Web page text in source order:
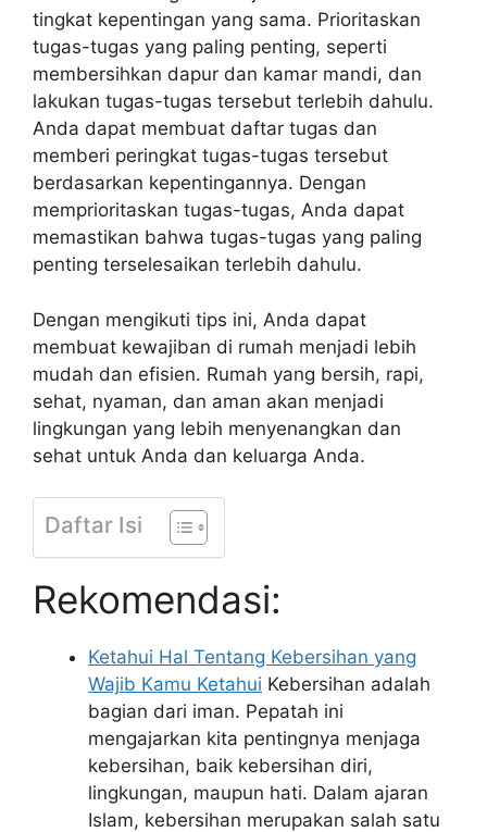
tingkat kepentingan yang sama. Prioritaskan
tugas-tugas yang paling penting, seperti
membersihkan dapur dan kamar mandi, dan
lakukan tugas-tugas tersebut terlebih dahulu.
Anda dapat membuat daftar tugas dan
memberi peringkat tugas-tugas tersebut
berdasarkan kepentingannya. Dengan
memprioritaskan tugas-tugas, Anda dapat
memastikan bahwa tugas-tugas yang paling
penting terselesaikan terlebih dahulu.
Dengan mengikuti tips ini, Anda dapat
membuat kewajiban di rumah menjadi lebih
mudah dan efisien. Rumah yang bersih, rapi,
sehat, nyaman, dan aman akan menjadi
lingkungan yang lebih menyenangkan dan
sehat untuk Anda dan keluarga Anda.
Daftar Isi
Rekomendasi:
Ketahui Hal Tentang Kebersihan yang
Wajib Kamu Ketahui Kebersihan adalah
bagian dari iman. Pepatah ini
mengajarkan kita pentingnya menjaga
kebersihan, baik kebersihan diri,
lingkungan, maupun hati. Dalam ajaran
Islam, kebersihan merupakan salah satu